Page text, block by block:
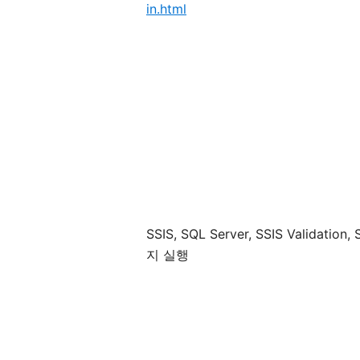
in.html
SSIS, SQL Server, SSIS Validation,
지 실행